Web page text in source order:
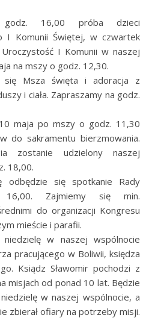
16,00 próba dzieci
I Komunii Świętej, w czwartek
I Komunii w naszej
na mszy o godz. 12,30.
Msza święta i adoracja z
i ciała. Zapraszamy na godz.
maja po mszy o godz. 11,30
do sakramentu bierzmowania.
zostanie udzielony naszej
18,00.
odbędzie się spotkanie Rady
Zajmiemy się min.
do organizacji Kongresu
mieście i parafii.
w naszej wspólnocie
pracującego w Boliwii, księdza
Ksiądz Sławomir pochodzi z
misjach od ponad 10 lat. Będzie
niedzielę w naszej wspólnocie, a
zbierał ofiary na potrzeby misji.